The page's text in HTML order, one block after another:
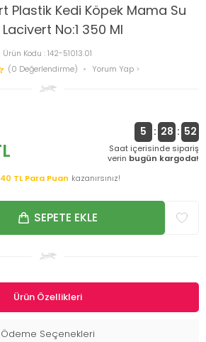
Plastik Kedi Köpek Mama Su
Lacivert No:1 350 Ml
Ürün Kodu :142-51013.01
(0 Değerlendirme)
Yorum Yap
5 : 28 : 52
Saat içerisinde sipariş
verin bugün kargoda!
TL Para Puan kazanırsınız!
SEPETE EKLE
Ürün Özellikleri
Ödeme Seçenekleri